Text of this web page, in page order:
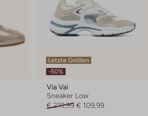
Letzte Größen
-50%
Via Vai
Sneaker Low
€ 219,99 € 109,99